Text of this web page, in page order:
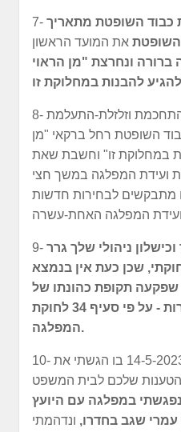
7- כבוד השופטת מתאריך
את המועד הראשון
ונחרצת "מן הראוי
8- כאמור, את התחכמת וזלזלת-התעלמת
השופטת רחל ברקאי "מן
במחלוקת זו" וחשבת שאת
ועידת המפלגה במשך חצי
מתבקשים לבחירות חדשות
9- ניהולי שלך גרר
שכן כעת אין בנמצא
תקופת כהונתו של
המוסד לבירור עתירות - על פי סעיף 34 לחוקת
המפלגה.
10- מבקש להדגיש כי בתאריך 14-5-2023 בו הגשתי את
שלכם לבית המשפט
נפגשתי במפלגה עם היועץ
שגב בחדרו, ונדהמתי